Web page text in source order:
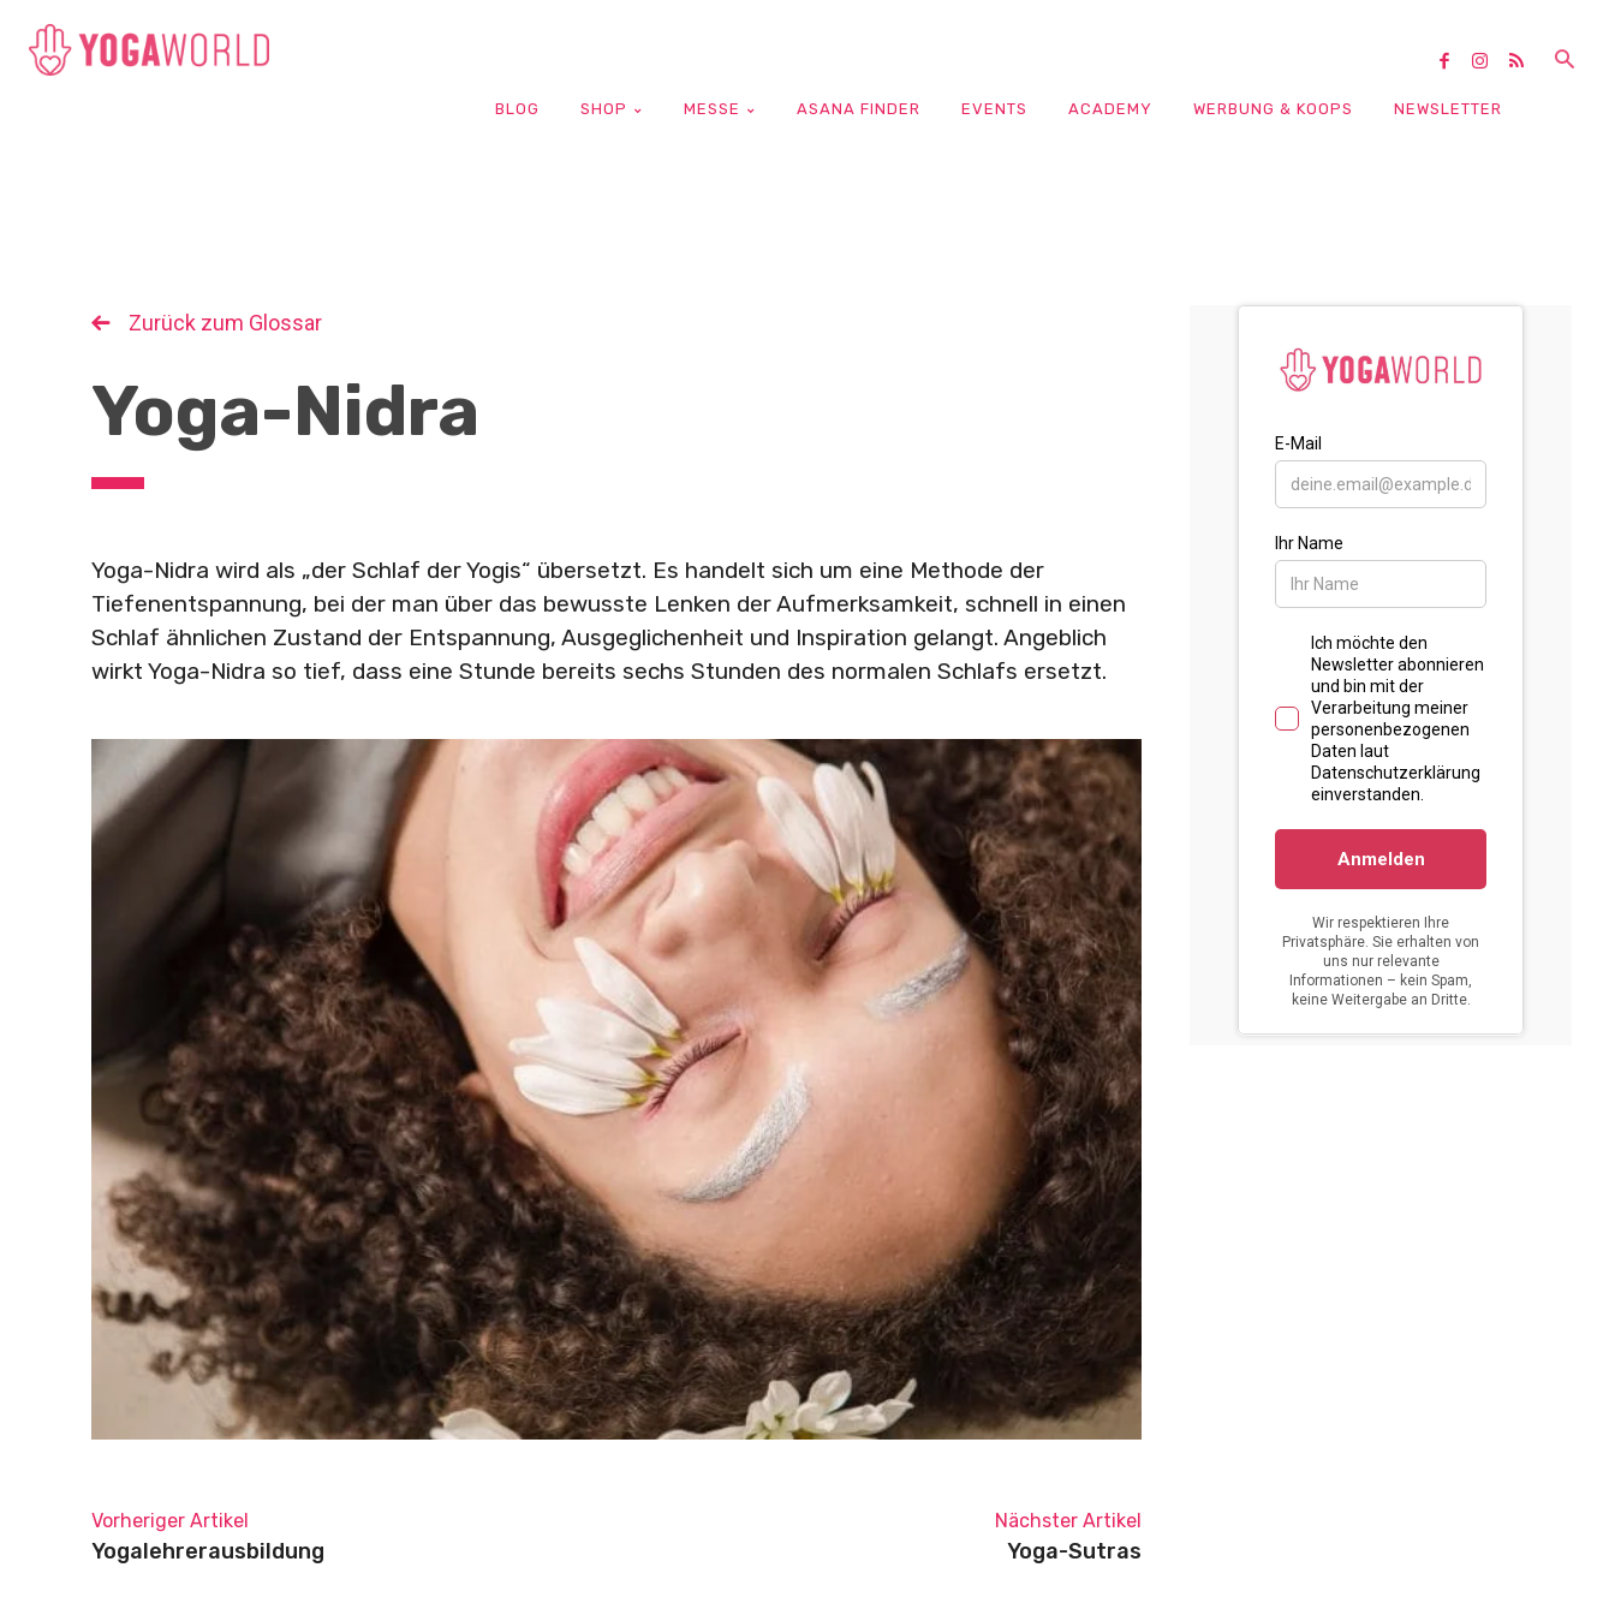
BLOG SHOP MESSE ASANA FINDER EVENTS ACADEMY WERBUNG & KOOPS NEWSLETTER
Zurück zum Glossar
Yoga-Nidra
Yoga-Nidra wird als „der Schlaf der Yogis“ übersetzt. Es handelt sich um eine Methode der
Tiefenentspannung, bei der man über das bewusste Lenken der Aufmerksamkeit, schnell in einen
Schlaf ähnlichen Zustand der Entspannung, Ausgeglichenheit und Inspiration gelangt. Angeblich
wirkt Yoga-Nidra so tief, dass eine Stunde bereits sechs Stunden des normalen Schlafs ersetzt.
Vorheriger Artikel
Yogalehrerausbildung
Nächster Artikel
Yoga-Sutras